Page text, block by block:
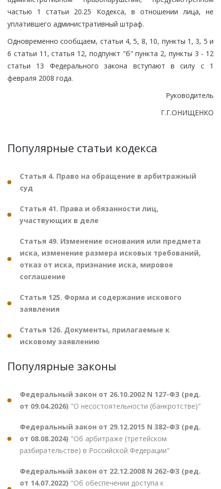
частью 1 статьи 20.25 Кодекса, в отношении лица, не
уплатившего административный штраф.
Одновременно сообщаем, статьи 4, 5, 8, 10, пункты 1, 3, 5 и
6 статьи 11, статья 12, подпункт "б" пункта 2, пункты 3 - 12
статьи 13 Федерального закона вступают в силу с 1
февраля 2008 года.
Руководитель
Г.Г.ОНИЩЕНКО
Популярные статьи кодекса
Статья 4. Право на обращение в арбитражный
суд
Статья 41. Права и обязанности лиц,
участвующих в деле
Статья 49. Изменение основания или предмета
иска, изменение размера исковых требований,
отказ от иска, признание иска, мировое
соглашение
Статья 125. Форма и содержание искового
заявления
Статья 126. Документы, прилагаемые к
исковому заявлению
Популярные законы
Федеральный закон от 26.10.2002 N 127-ФЗ (ред.
от 09.04.2026) "О несостоятельности (банкротстве)"
Федеральный закон от 29.12.2015 N 382-ФЗ (ред.
от 08.08.2024) "Об арбитраже (третейском
разбирательстве) в Российской Федерации"
Федеральный закон от 22.12.2008 N 262-ФЗ (ред.
от 14.07.2022) "Об обеспечении доступа к